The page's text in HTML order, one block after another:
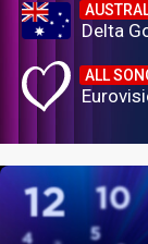
Delta
ALL